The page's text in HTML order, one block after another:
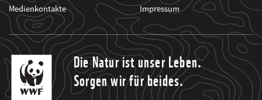
Medienkontakte
Impressum
Die Natur ist unser Leben.
Sorgen wir für beides.